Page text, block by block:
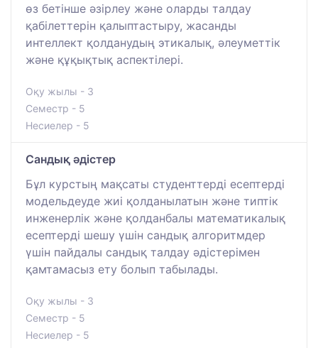
өз бетінше әзірлеу және оларды талдау
қабілеттерін қалыптастыру, жасанды
интеллект қолданудың этикалық, әлеуметтік
және құқықтық аспектілері.
Оқу жылы - 3
Семестр - 5
Несиелер - 5
Сандық әдістер
Бұл курстың мақсаты студенттерді есептерді
модельдеуде жиі қолданылатын және типтік
инженерлік және қолданбалы математикалық
есептерді шешу үшін сандық алгоритмдер
үшін пайдалы сандық талдау әдістерімен
қамтамасыз ету болып табылады.
Оқу жылы - 3
Семестр - 5
Несиелер - 5